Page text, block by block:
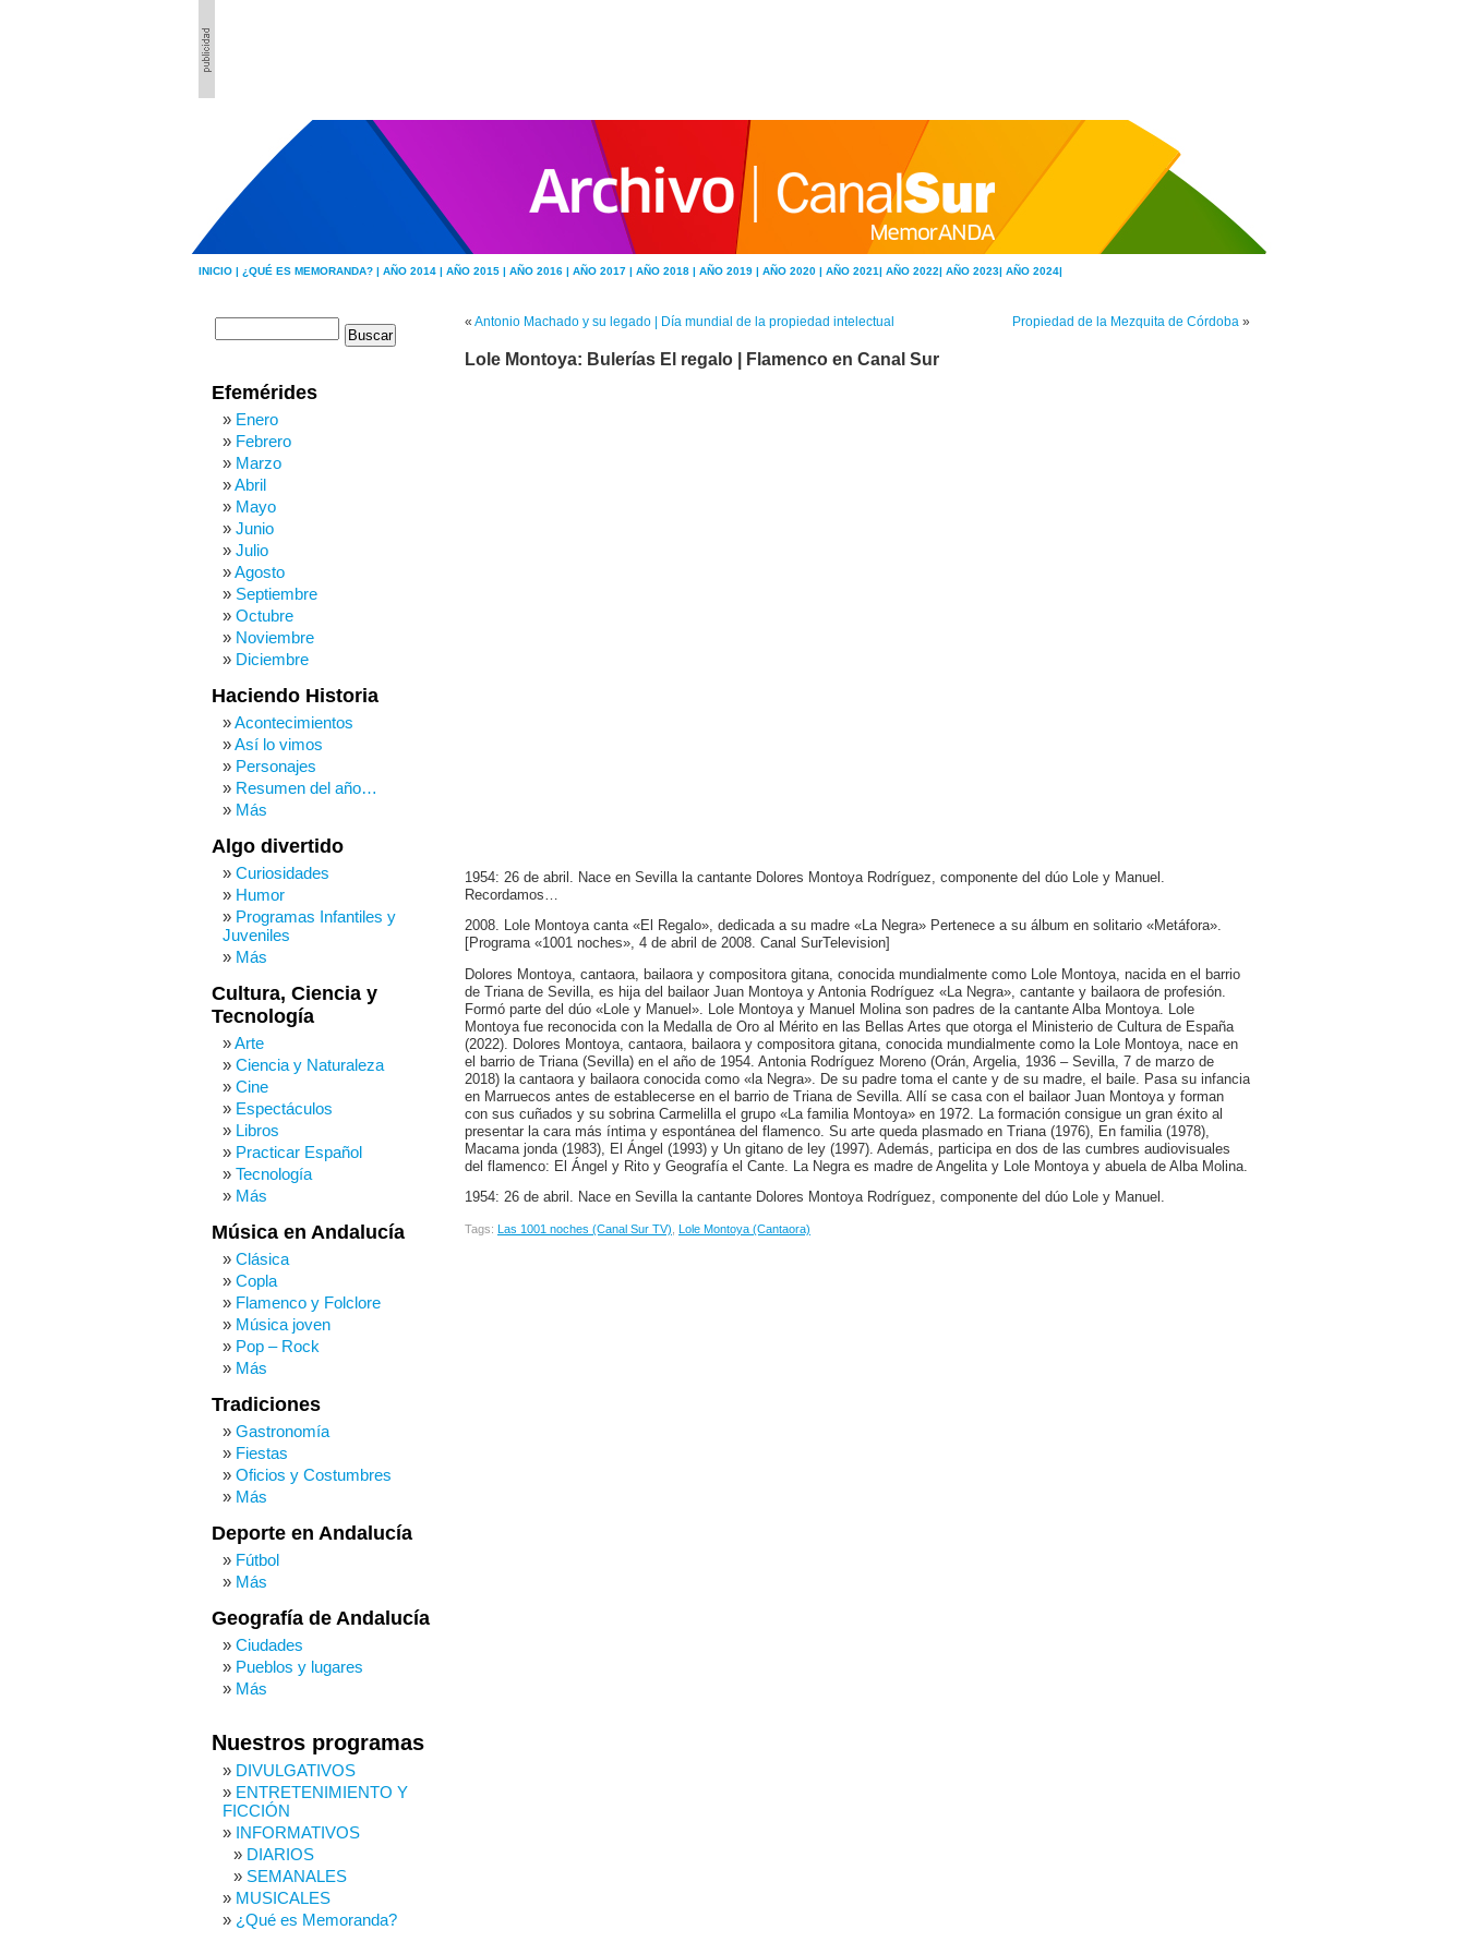
INICIO | ¿QUÉ ES MEMORANDA? | AÑO 2014 | AÑO 2015 | AÑO 2016 | AÑO 2017 | AÑO 2018 | AÑO 2019 | AÑO 2020 | AÑO 2021| AÑO 2022| AÑO 2023| AÑO 2024|
« Antonio Machado y su legado | Día mundial de la propiedad intelectual Propiedad de la Mezquita de Córdoba »
Lole Montoya: Bulerías El regalo | Flamenco en Canal Sur
1954: 26 de abril. Nace en Sevilla la cantante Dolores Montoya Rodríguez, componente del dúo Lole y Manuel.
Recordamos…
2008. Lole Montoya canta «El Regalo», dedicada a su madre «La Negra» Pertenece a su álbum en solitario «Metáfora».
[Programa «1001 noches», 4 de abril de 2008. Canal SurTelevision]
Dolores Montoya, cantaora, bailaora y compositora gitana, conocida mundialmente como Lole Montoya, nacida en el barrio
de Triana de Sevilla, es hija del bailaor Juan Montoya y Antonia Rodríguez «La Negra», cantante y bailaora de profesión.
Formó parte del dúo «Lole y Manuel». Lole Montoya y Manuel Molina son padres de la cantante Alba Montoya. Lole
Montoya fue reconocida con la Medalla de Oro al Mérito en las Bellas Artes que otorga el Ministerio de Cultura de España
(2022). Dolores Montoya, cantaora, bailaora y compositora gitana, conocida mundialmente como la Lole Montoya, nace en
el barrio de Triana (Sevilla) en el año de 1954. Antonia Rodríguez Moreno (Orán, Argelia, 1936 – Sevilla, 7 de marzo de
2018) la cantaora y bailaora conocida como «la Negra». De su padre toma el cante y de su madre, el baile. Pasa su infancia
en Marruecos antes de establecerse en el barrio de Triana de Sevilla. Allí se casa con el bailaor Juan Montoya y forman
con sus cuñados y su sobrina Carmelilla el grupo «La familia Montoya» en 1972. La formación consigue un gran éxito al
presentar la cara más íntima y espontánea del flamenco. Su arte queda plasmado en Triana (1976), En familia (1978),
Macama jonda (1983), El Ángel (1993) y Un gitano de ley (1997). Además, participa en dos de las cumbres audiovisuales
del flamenco: El Ángel y Rito y Geografía el Cante. La Negra es madre de Angelita y Lole Montoya y abuela de Alba Molina.
1954: 26 de abril. Nace en Sevilla la cantante Dolores Montoya Rodríguez, componente del dúo Lole y Manuel.
Tags: Las 1001 noches (Canal Sur TV) Lole Montoya (Cantaora)
Efemérides
Enero
Febrero
Marzo
Abril
Mayo
Junio
Julio
Agosto
Septiembre
Octubre
Noviembre
Diciembre
Haciendo Historia
Acontecimientos
Así lo vimos
Personajes
Resumen del año…
Más
Algo divertido
Curiosidades
Humor
Programas Infantiles y
Juveniles
Más
Cultura, Ciencia y
Tecnología
Arte
Ciencia y Naturaleza
Cine
Espectáculos
Libros
Practicar Español
Tecnología
Más
Música en Andalucía
Clásica
Copla
Flamenco y Folclore
Música joven
Pop – Rock
Más
Tradiciones
Gastronomía
Fiestas
Oficios y Costumbres
Más
Deporte en Andalucía
Fútbol
Más
Geografía de Andalucía
Ciudades
Pueblos y lugares
Más
Nuestros programas
DIVULGATIVOS
ENTRETENIMIENTO Y
FICCIÓN
INFORMATIVOS
DIARIOS
SEMANALES
MUSICALES
¿Qué es Memoranda?